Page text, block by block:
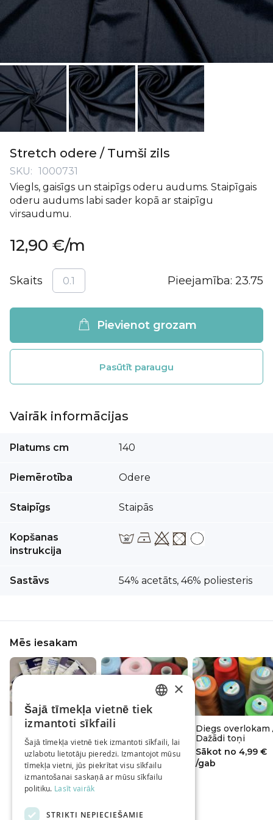
Stretch odere / Tumši zils
SKU
1000731
Viegls, gaisīgs un staipīgs oderu audums. Staipīgais
oderu audums labi sader kopā ar staipīgu
virsaudumu.
12,90 €/m
Skaits Pieejamība: 23.75
Pievienot grozam
Pasūtīt paraugu
uz
galerijas
sākumu
Vairāk informācijas
informācijas
Platums cm 140
Piemērotība Odere
Staipīgs Staipās
Kopšanas
instrukcija
Sastāvs 54% acetāts, 46% poliesteris
Mēs iesakam
Šujmašīnu adatas
HABICO
Sākot no 4,29 €
/gab
Diegs Hard /
Dažādi toņi
Sākot no 1,79 €
/gab
Diegs overlokam
Dažādi toņi
Sākot no 4,99 €
/gab
ENGLISH
×
Šajā tīmekļa vietnē tiek
izmantoti sīkfaili
Šajā tīmekļa vietnē tiek izmantoti sīkfaili, lai
uzlabotu lietotāju pieredzi. Izmantojot mūsu
tīmekļa vietni, jūs piekrītat visu sīkfailu
izmantošanai saskaņā ar mūsu sīkfailu
politiku. Lasīt vairāk
STRIKTI NEPIECIEŠAMIE